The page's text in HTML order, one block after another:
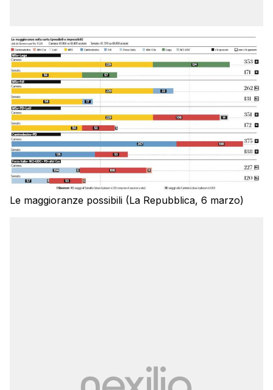
Le maggioranze possibili (La Repubblica, 6 marzo)